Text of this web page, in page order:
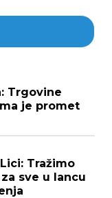
Trgovine
je promet
Tražimo
sve u lancu